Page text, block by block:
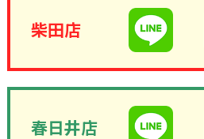
柴田店
春日井店